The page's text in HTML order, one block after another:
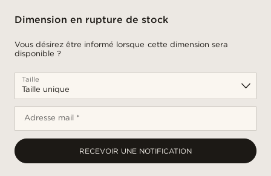
Dimension en rupture de stock
Vous désirez être informé lorsque cette dimension sera
disponible ?
Taille
Adresse mail *
RECEVOIR UNE NOTIFICATION